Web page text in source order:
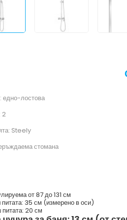
едно-лостова
2
Steely
стомана
от 87 до 131 см
35 см (измерено в оси)
20 см